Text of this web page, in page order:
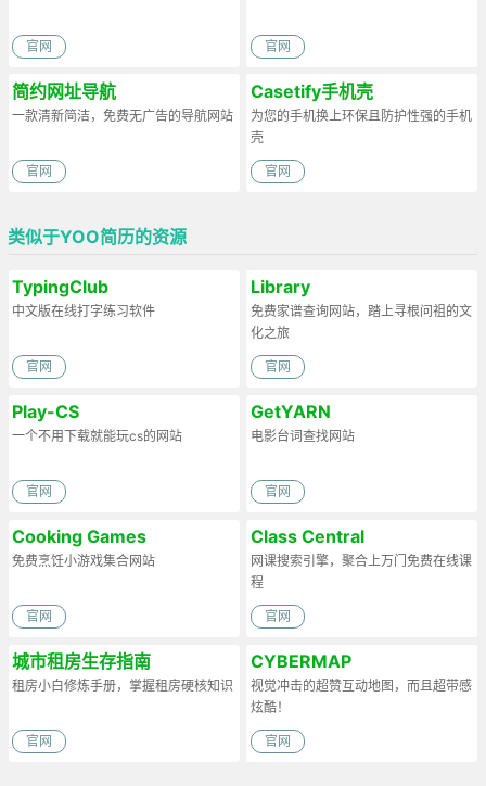
官网 官网
简约网址导航
一款清新简洁，免费无广告的导航网站
官网
Casetify手机壳
为您的手机换上环保且防护性强的手机
壳
官网
类似于YOO简历的资源
TypingClub
中文版在线打字练习软件
官网
Library
免费家谱查询网站，踏上寻根问祖的文
化之旅
官网
Play-CS
一个不用下载就能玩cs的网站
官网
GetYARN
电影台词查找网站
官网
Cooking Games
免费烹饪小游戏集合网站
官网
Class Central
网课搜索引擎，聚合上万门免费在线课
程
官网
城市租房生存指南
租房小白修炼手册，掌握租房硬核知识
官网
CYBERMAP
视觉冲击的超赞互动地图，而且超带感
炫酷！
官网